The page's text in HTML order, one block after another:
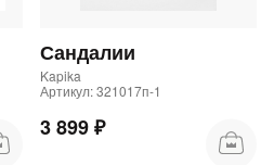
Сандалии
Kapika
Артикул: 321017п-1
3 899 ₽